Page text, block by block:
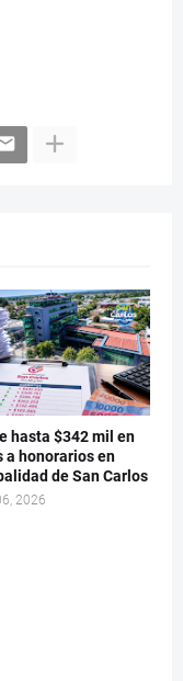
hasta $342 mil en
a honorarios en
de San Carlos
2026